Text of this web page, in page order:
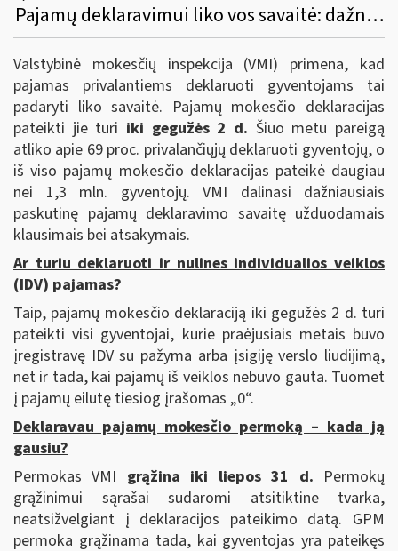
Pajamų deklaravimui liko vos savaitė: dažniausiai užduodami klausimai
Valstybinė mokesčių inspekcija (VMI) primena, kad
pajamas privalantiems deklaruoti gyventojams tai
padaryti liko savaitė. Pajamų mokesčio deklaracijas
pateikti jie turi iki gegužės 2 d. Šiuo metu pareigą
atliko apie 69 proc. privalančiųjų deklaruoti gyventojų, o
iš viso pajamų mokesčio deklaracijas pateikė daugiau
nei 1,3 mln. gyventojų. VMI dalinasi dažniausiais
paskutinę pajamų deklaravimo savaitę užduodamais
klausimais bei atsakymais.
Ar turiu deklaruoti ir nulines individualios veiklos
(IDV) pajamas?
Taip, pajamų mokesčio deklaraciją iki gegužės 2 d. turi
pateikti visi gyventojai, kurie praėjusiais metais buvo
įregistravę IDV su pažyma arba įsigiję verslo liudijimą,
net ir tada, kai pajamų iš veiklos nebuvo gauta. Tuomet
į pajamų eilutę tiesiog įrašomas „0“.
Deklaravau pajamų mokesčio permoką – kada ją
gausiu?
Permokas VMI grąžina iki liepos 31 d. Permokų
grąžinimui sąrašai sudaromi atsitiktine tvarka,
neatsižvelgiant į deklaracijos pateikimo datą. GPM
permoka grąžinama tada, kai gyventojas yra pateikęs